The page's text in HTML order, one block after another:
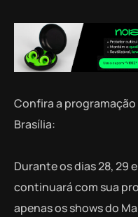
Confira a
Brasília:
Durante os dias 28, 29
continuará com sua
apenas os shows do